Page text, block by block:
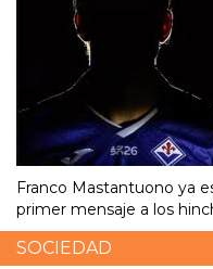
Franco Mastantuono ya
primer mensaje a los
SOCIEDAD